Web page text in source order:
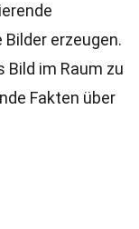
erzeugen.
im Raum zu
Fakten über